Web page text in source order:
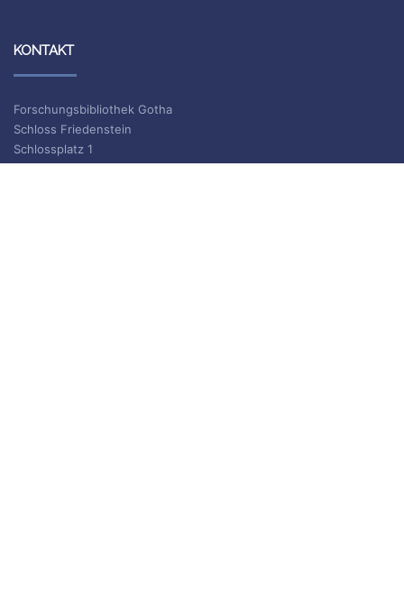
KONTAKT
Forschungsbibliothek Gotha
Schloss Friedenstein
Schlossplatz 1
99867 Gotha